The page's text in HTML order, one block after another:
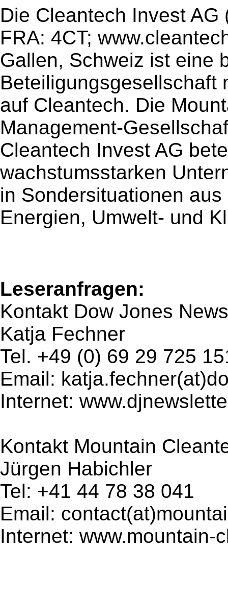
Die Cleantech Invest
FRA: 4CT;
Gallen, Schweiz ist eine
Beteiligungsgesellschaft
auf Cleantech. Die
Management-
Cleantech Invest AG
wachstumsstarken
in Sondersituationen
Energien, Umwelt- und
Leseranfragen:
Kontakt Dow Jones
Katja Fechner
Tel. +49 (0) 69 29 725
Email:
Internet:
Kontakt Mountain
Jürgen Habichler
Tel: +41 44 78 38 041
Email:
Internet: www.mountain-